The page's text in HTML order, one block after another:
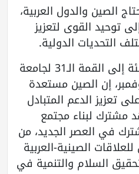
الصين والدول العربية،
توحيد القوى لتعزيز
التحديات الدولية.
قال شي في رسالة تهنئة إلى القمة الـ31 لجامعة
إن الصين مستعدة
تعزيز الدعم المتبادل
مشترك لبناء مجتمع
في العصر الجديد، من
الصينية-العربية
السلام والتنمية في